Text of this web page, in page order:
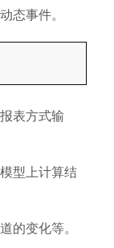
态事件。
表方式输
型上计算结
的变化等。